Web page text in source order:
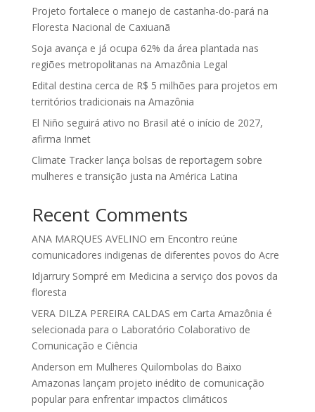
Projeto fortalece o manejo de castanha-do-pará na
Floresta Nacional de Caxiuanã
Soja avança e já ocupa 62% da área plantada nas
regiões metropolitanas na Amazônia Legal
Edital destina cerca de R$ 5 milhões para projetos em
territórios tradicionais na Amazônia
El Niño seguirá ativo no Brasil até o início de 2027,
afirma Inmet
Climate Tracker lança bolsas de reportagem sobre
mulheres e transição justa na América Latina
Recent Comments
ANA MARQUES AVELINO em Encontro reúne
comunicadores indigenas de diferentes povos do Acre
Idjarrury Sompré em Medicina a serviço dos povos da
floresta
VERA DILZA PEREIRA CALDAS em Carta Amazônia é
selecionada para o Laboratório Colaborativo de
Comunicação e Ciência
Anderson em Mulheres Quilombolas do Baixo
Amazonas lançam projeto inédito de comunicação
popular para enfrentar impactos climáticos